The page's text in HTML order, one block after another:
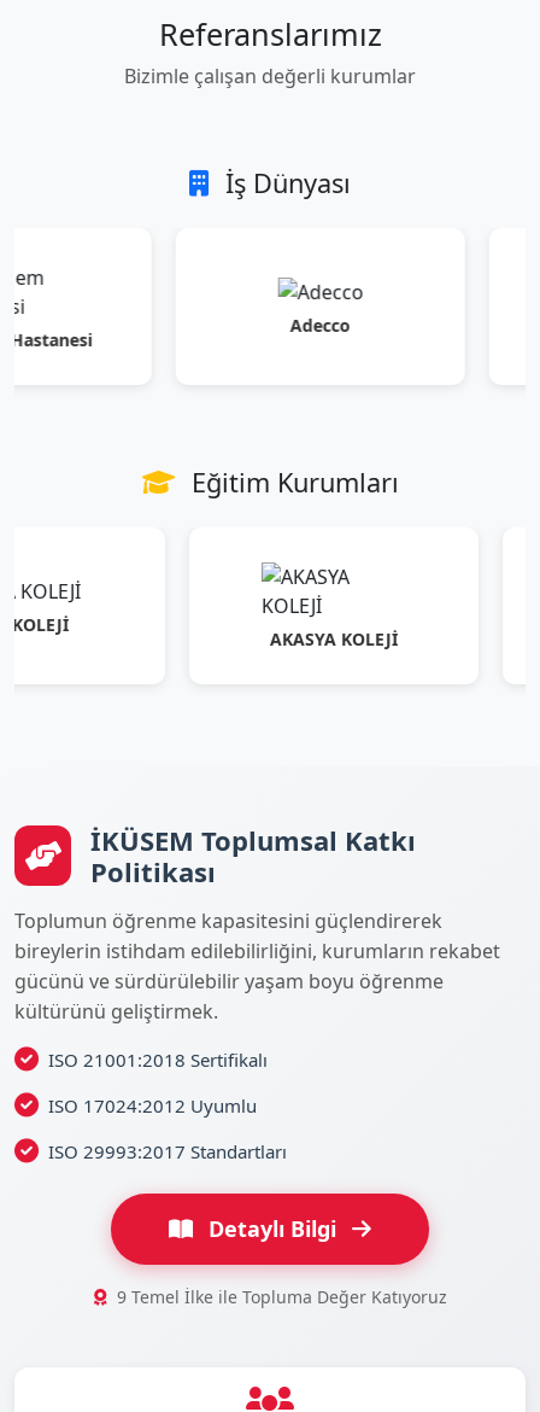
Referanslarımız
Bizimle çalışan değerli kurumlar
İş Dünyası
Eğitim Kurumları
AKASYA KOLEJİ
İKÜSEM Toplumsal Katkı
Politikası
Toplumun öğrenme kapasitesini güçlendirerek
bireylerin istihdam edilebilirliğini, kurumların rekabet
gücünü ve sürdürülebilir yaşam boyu öğrenme
kültürünü geliştirmek.
ISO 21001:2018 Sertifikalı
ISO 17024:2012 Uyumlu
ISO 29993:2017 Standartları
Detaylı Bilgi
9 Temel İlke ile Topluma Değer Katıyoruz